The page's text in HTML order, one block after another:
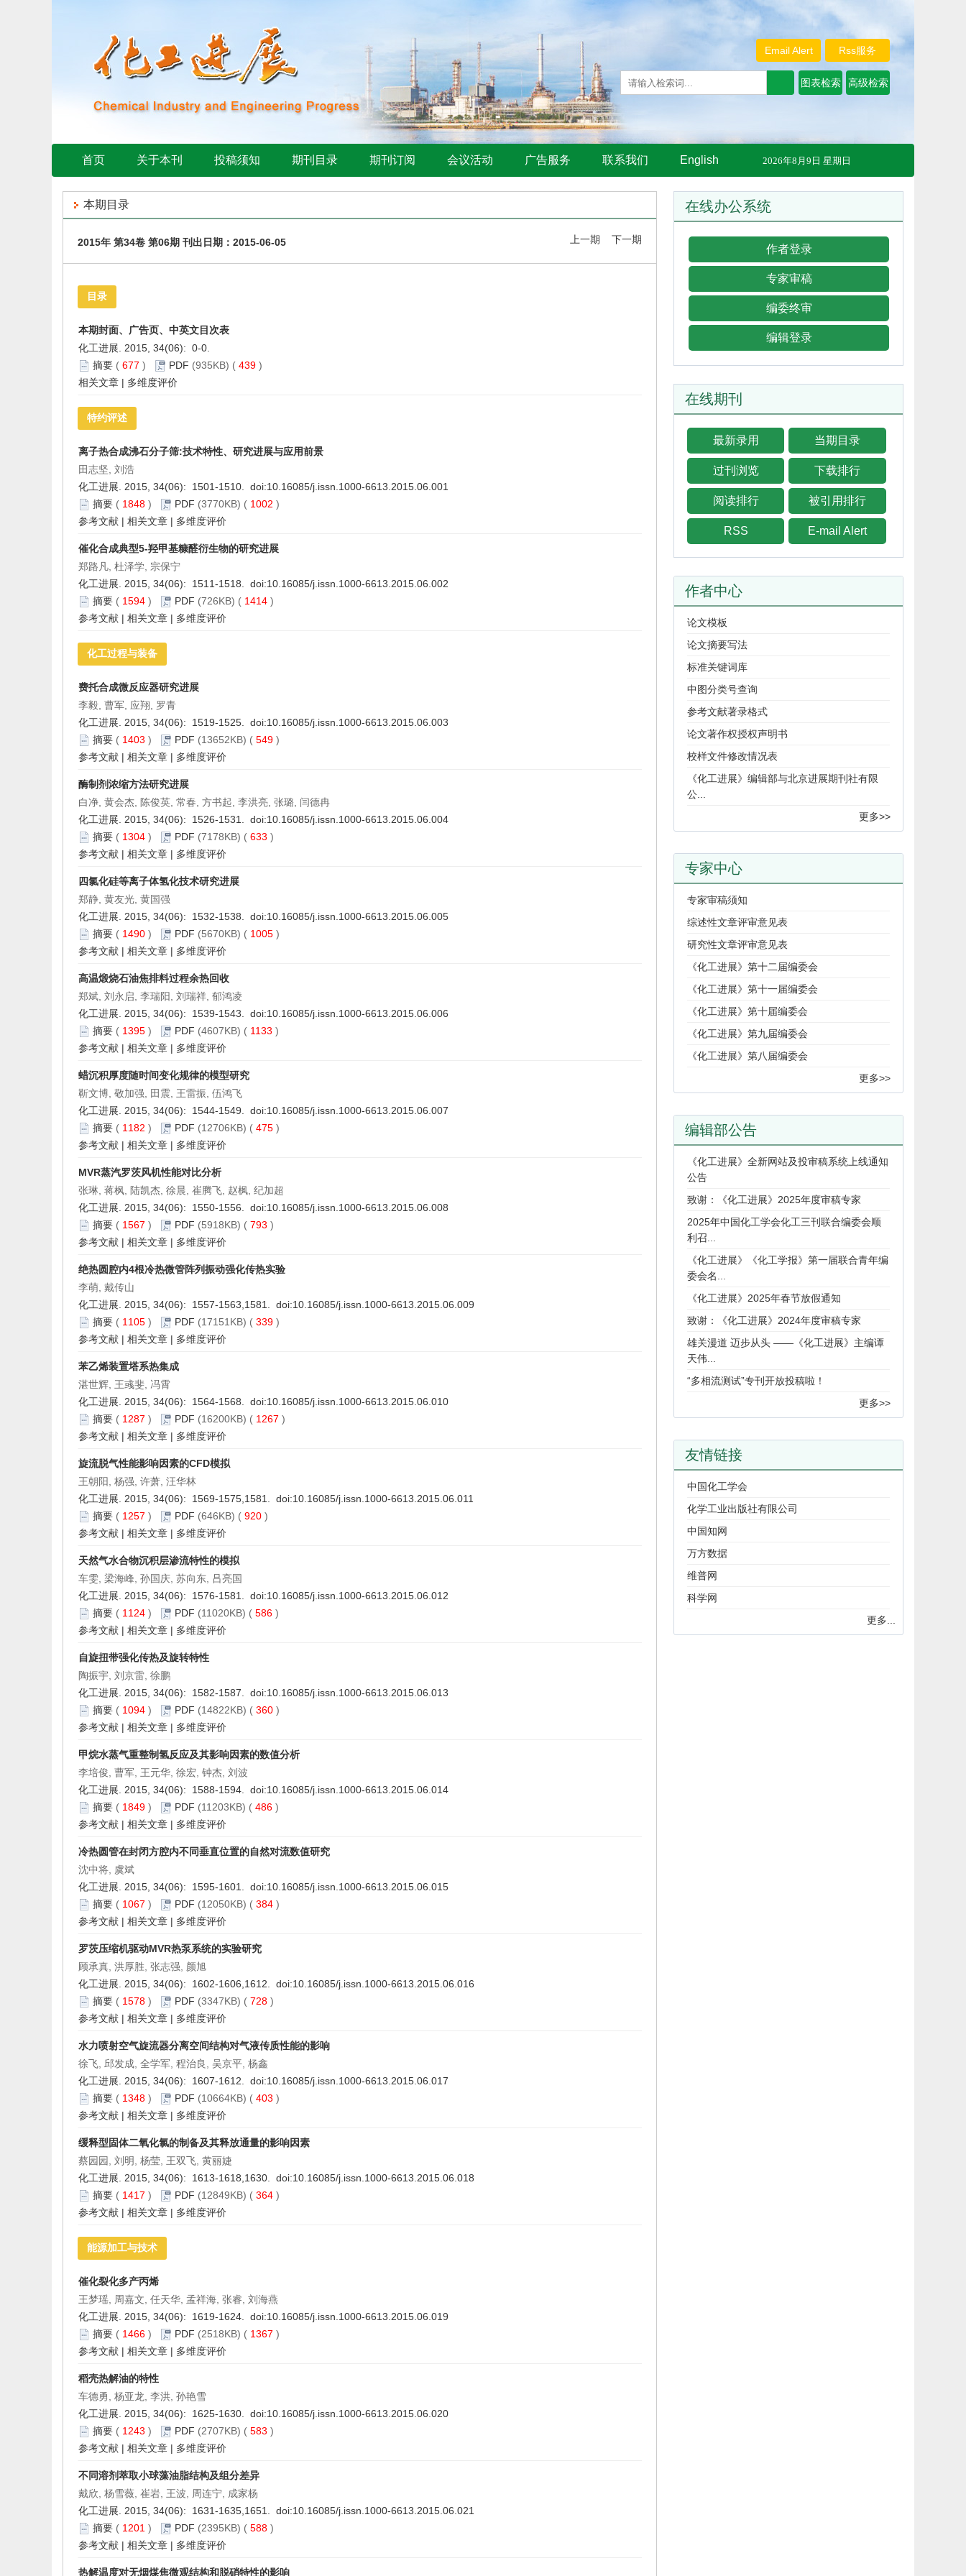
Rss服务
Email Alert
首页 关于本刊 投稿须知 期刊目录 期刊订阅 会议活动 广告服务 联系我们 English 2026年8月9日 星期日
本期目录
2015年 第34卷 第06期 刊出日期：2015-06-05 上一期 下一期
目录
本期封面、广告页、中英文目次表
化工进展. 2015, 34(06): 0-0.
摘要 ( 677 ) PDF (935KB) ( 439 )
相关文章 | 多维度评价
特约评述
离子热合成沸石分子筛:技术特性、研究进展与应用前景
田志坚, 刘浩
化工进展. 2015, 34(06): 1501-1510. doi:10.16085/j.issn.1000-6613.2015.06.001
摘要 ( 1848 ) PDF (3770KB) ( 1002 )
参考文献 | 相关文章 | 多维度评价
催化合成典型5-羟甲基糠醛衍生物的研究进展
郑路凡, 杜泽学, 宗保宁
化工进展. 2015, 34(06): 1511-1518. doi:10.16085/j.issn.1000-6613.2015.06.002
摘要 ( 1594 ) PDF (726KB) ( 1414 )
参考文献 | 相关文章 | 多维度评价
化工过程与装备
费托合成微反应器研究进展
李毅, 曹军, 应翔, 罗青
化工进展. 2015, 34(06): 1519-1525. doi:10.16085/j.issn.1000-6613.2015.06.003
摘要 ( 1403 ) PDF (13652KB) ( 549 )
参考文献 | 相关文章 | 多维度评价
酶制剂浓缩方法研究进展
白净, 黄会杰, 陈俊英, 常春, 方书起, 李洪亮, 张璐, 闫德冉
化工进展. 2015, 34(06): 1526-1531. doi:10.16085/j.issn.1000-6613.2015.06.004
摘要 ( 1304 ) PDF (7178KB) ( 633 )
参考文献 | 相关文章 | 多维度评价
四氯化硅等离子体氢化技术研究进展
郑静, 黄友光, 黄国强
化工进展. 2015, 34(06): 1532-1538. doi:10.16085/j.issn.1000-6613.2015.06.005
摘要 ( 1490 ) PDF (5670KB) ( 1005 )
参考文献 | 相关文章 | 多维度评价
高温煅烧石油焦排料过程余热回收
郑斌, 刘永启, 李瑞阳, 刘瑞祥, 郁鸿凌
化工进展. 2015, 34(06): 1539-1543. doi:10.16085/j.issn.1000-6613.2015.06.006
摘要 ( 1395 ) PDF (4607KB) ( 1133 )
参考文献 | 相关文章 | 多维度评价
蜡沉积厚度随时间变化规律的模型研究
靳文博, 敬加强, 田震, 王雷振, 伍鸿飞
化工进展. 2015, 34(06): 1544-1549. doi:10.16085/j.issn.1000-6613.2015.06.007
摘要 ( 1182 ) PDF (12706KB) ( 475 )
参考文献 | 相关文章 | 多维度评价
MVR蒸汽罗茨风机性能对比分析
张琳, 蒋枫, 陆凯杰, 徐晨, 崔腾飞, 赵枫, 纪加超
化工进展. 2015, 34(06): 1550-1556. doi:10.16085/j.issn.1000-6613.2015.06.008
摘要 ( 1567 ) PDF (5918KB) ( 793 )
参考文献 | 相关文章 | 多维度评价
绝热圆腔内4根冷热微管阵列振动强化传热实验
李萌, 戴传山
化工进展. 2015, 34(06): 1557-1563,1581. doi:10.16085/j.issn.1000-6613.2015.06.009
摘要 ( 1105 ) PDF (17151KB) ( 339 )
参考文献 | 相关文章 | 多维度评价
苯乙烯装置塔系热集成
湛世辉, 王彧斐, 冯霄
化工进展. 2015, 34(06): 1564-1568. doi:10.16085/j.issn.1000-6613.2015.06.010
摘要 ( 1287 ) PDF (16200KB) ( 1267 )
参考文献 | 相关文章 | 多维度评价
旋流脱气性能影响因素的CFD模拟
王朝阳, 杨强, 许萧, 汪华林
化工进展. 2015, 34(06): 1569-1575,1581. doi:10.16085/j.issn.1000-6613.2015.06.011
摘要 ( 1257 ) PDF (646KB) ( 920 )
参考文献 | 相关文章 | 多维度评价
天然气水合物沉积层渗流特性的模拟
车雯, 梁海峰, 孙国庆, 苏向东, 吕亮国
化工进展. 2015, 34(06): 1576-1581. doi:10.16085/j.issn.1000-6613.2015.06.012
摘要 ( 1124 ) PDF (11020KB) ( 586 )
参考文献 | 相关文章 | 多维度评价
自旋扭带强化传热及旋转特性
陶振宇, 刘京雷, 徐鹏
化工进展. 2015, 34(06): 1582-1587. doi:10.16085/j.issn.1000-6613.2015.06.013
摘要 ( 1094 ) PDF (14822KB) ( 360 )
参考文献 | 相关文章 | 多维度评价
甲烷水蒸气重整制氢反应及其影响因素的数值分析
李培俊, 曹军, 王元华, 徐宏, 钟杰, 刘波
化工进展. 2015, 34(06): 1588-1594. doi:10.16085/j.issn.1000-6613.2015.06.014
摘要 ( 1849 ) PDF (11203KB) ( 486 )
参考文献 | 相关文章 | 多维度评价
冷热圆管在封闭方腔内不同垂直位置的自然对流数值研究
沈中将, 虞斌
化工进展. 2015, 34(06): 1595-1601. doi:10.16085/j.issn.1000-6613.2015.06.015
摘要 ( 1067 ) PDF (12050KB) ( 384 )
参考文献 | 相关文章 | 多维度评价
罗茨压缩机驱动MVR热泵系统的实验研究
顾承真, 洪厚胜, 张志强, 颜旭
化工进展. 2015, 34(06): 1602-1606,1612. doi:10.16085/j.issn.1000-6613.2015.06.016
摘要 ( 1578 ) PDF (3347KB) ( 728 )
参考文献 | 相关文章 | 多维度评价
水力喷射空气旋流器分离空间结构对气液传质性能的影响
徐飞, 邱发成, 全学军, 程治良, 吴京平, 杨鑫
化工进展. 2015, 34(06): 1607-1612. doi:10.16085/j.issn.1000-6613.2015.06.017
摘要 ( 1348 ) PDF (10664KB) ( 403 )
参考文献 | 相关文章 | 多维度评价
缓释型固体二氧化氯的制备及其释放通量的影响因素
蔡园园, 刘明, 杨莹, 王双飞, 黄丽婕
化工进展. 2015, 34(06): 1613-1618,1630. doi:10.16085/j.issn.1000-6613.2015.06.018
摘要 ( 1417 ) PDF (12849KB) ( 364 )
参考文献 | 相关文章 | 多维度评价
能源加工与技术
催化裂化多产丙烯
王梦瑶, 周嘉文, 任天华, 孟祥海, 张睿, 刘海燕
化工进展. 2015, 34(06): 1619-1624. doi:10.16085/j.issn.1000-6613.2015.06.019
摘要 ( 1466 ) PDF (2518KB) ( 1367 )
参考文献 | 相关文章 | 多维度评价
稻壳热解油的特性
车德勇, 杨亚龙, 李洪, 孙艳雪
化工进展. 2015, 34(06): 1625-1630. doi:10.16085/j.issn.1000-6613.2015.06.020
摘要 ( 1243 ) PDF (2707KB) ( 583 )
参考文献 | 相关文章 | 多维度评价
不同溶剂萃取小球藻油脂结构及组分差异
戴欣, 杨雪薇, 崔岩, 王波, 周连宁, 成家杨
化工进展. 2015, 34(06): 1631-1635,1651. doi:10.16085/j.issn.1000-6613.2015.06.021
摘要 ( 1201 ) PDF (2395KB) ( 588 )
参考文献 | 相关文章 | 多维度评价
热解温度对无烟煤焦微观结构和脱硝特性的影响
在线办公系统
作者登录
专家审稿
编委终审
编辑登录
在线期刊
最新录用 当期目录
过刊浏览 下载排行
阅读排行 被引用排行
RSS E-mail Alert
作者中心
论文模板
论文摘要写法
标准关键词库
中图分类号查询
参考文献著录格式
论文著作权授权声明书
校样文件修改情况表
《化工进展》编辑部与北京进展期刊社有限
公...
更多>>
专家中心
专家审稿须知
综述性文章评审意见表
研究性文章评审意见表
《化工进展》第十二届编委会
《化工进展》第十一届编委会
《化工进展》第十届编委会
《化工进展》第九届编委会
《化工进展》第八届编委会
更多>>
编辑部公告
《化工进展》全新网站及投审稿系统上线通知
公告
致谢：《化工进展》2025年度审稿专家
2025年中国化工学会化工三刊联合编委会顺
利召...
《化工进展》《化工学报》第一届联合青年编
委会名...
《化工进展》2025年春节放假通知
致谢：《化工进展》2024年度审稿专家
雄关漫道 迈步从头 ——《化工进展》主编谭
天伟...
“多相流测试”专刊开放投稿啦！
更多>>
友情链接
中国化工学会
化学工业出版社有限公司
中国知网
万方数据
维普网
科学网
更多...